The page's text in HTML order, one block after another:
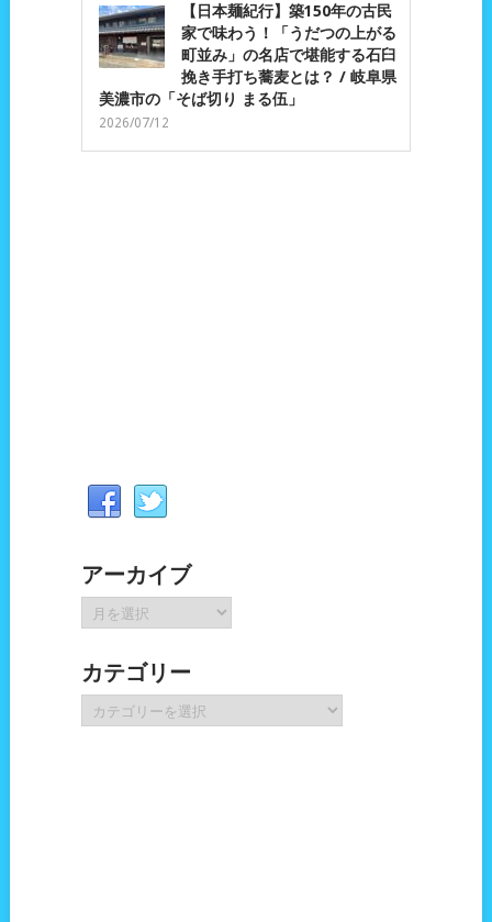
【日本麺紀行】築150年の古民
家で味わう！「うだつの上がる
町並み」の名店で堪能する石臼
挽き手打ち蕎麦とは？ / 岐阜県
美濃市の「そば切り まる伍」
2026/07/12
アーカイブ
ー
イ
ブ
カテゴリー
テ